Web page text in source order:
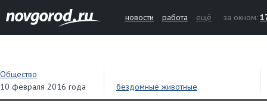
новости работа ещё за окном:
Общество
10 февраля 2016 года
бездомные животные